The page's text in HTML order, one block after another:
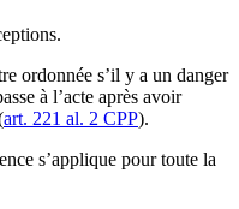
ordonnée s’il y a un danger
à l’acte après avoir
art. 221 al. 2 CPP).
s’applique pour toute la